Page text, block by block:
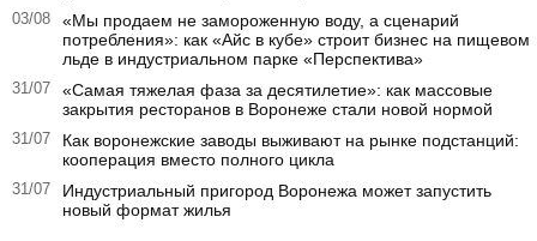
03/08
«Мы продаем не замороженную воду, а сценарий
потребления»: как «Айс в кубе» строит бизнес на пищевом
льде в индустриальном парке «Перспектива»
31/07
«Самая тяжелая фаза за десятилетие»: как массовые
закрытия ресторанов в Воронеже стали новой нормой
31/07
Как воронежские заводы выживают на рынке подстанций:
кооперация вместо полного цикла
31/07
Индустриальный пригород Воронежа может запустить
новый формат жилья